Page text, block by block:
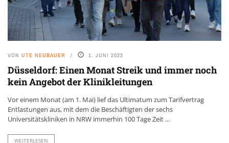
VON UTE NEUBAUER 1. JUNI 2022
Düsseldorf: Einen Monat Streik und immer noch
kein Angebot der Klinikleitungen
Vor einem Monat (am 1. Mai) lief das Ultimatum zum Tarifvertrag
Entlastungen aus, mit dem die Beschäftigten der sechs
Universitätskliniken in NRW immerhin 100 Tage Zeit ...
WEITERLESEN